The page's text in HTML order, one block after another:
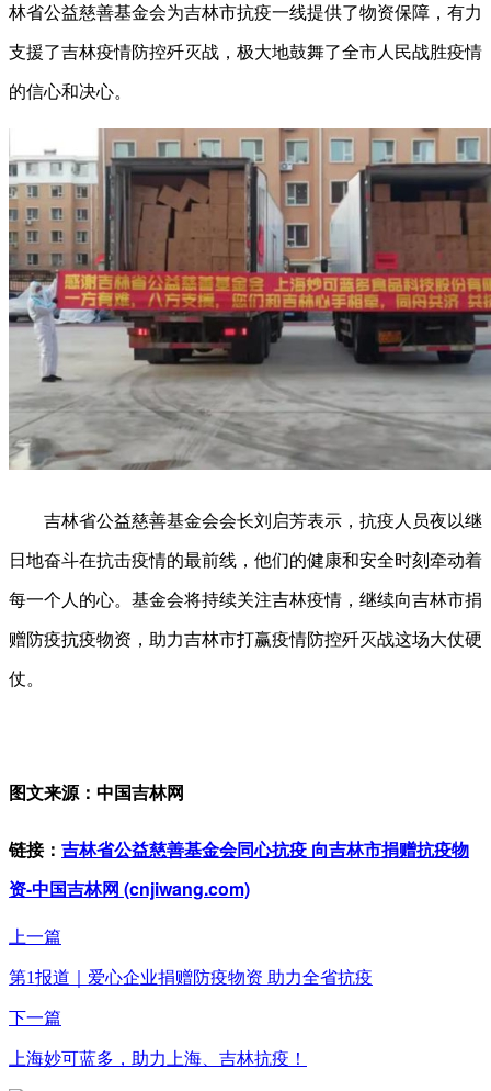
林省公益慈善基金会为吉林市抗疫一线提供了物资保障，有力
支援了吉林疫情防控歼灭战，极大地鼓舞了全市人民战胜疫情
的信心和决心。
吉林省公益慈善基金会会长刘启芳表示，抗疫人员夜以继
日地奋斗在抗击疫情的最前线，他们的健康和安全时刻牵动着
每一个人的心。基金会将持续关注吉林疫情，继续向吉林市捐
赠防疫抗疫物资，助力吉林市打赢疫情防控歼灭战这场大仗硬
仗。
图文来源：中国吉林网
链接： 吉林省公益慈善基金会同心抗疫 向吉林市捐赠抗疫物
资-中国吉林网 (cnjiwang.com)
上一篇
第1报道｜爱心企业捐赠防疫物资 助力全省抗疫
下一篇
上海妙可蓝多，助力上海、吉林抗疫！